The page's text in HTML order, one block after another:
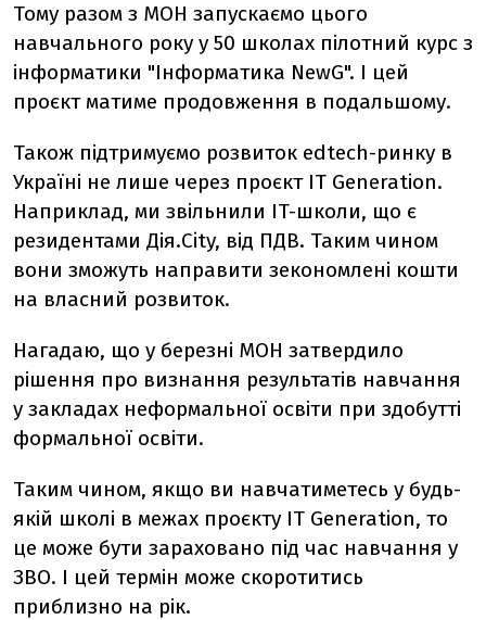
Тому разом з МОН запускаємо цього
навчального року у 50 школах пілотний курс з
інформатики "Інформатика NewG". І цей
проєкт матиме продовження в подальшому.
Також підтримуємо розвиток edtech-ринку в
Україні не лише через проєкт IT Generation.
Наприклад, ми звільнили IT-школи, що є
резидентами Дія.City, від ПДВ. Таким чином
вони зможуть направити зекономлені кошти
на власний розвиток.
Нагадаю, що у березні МОН затвердило
рішення про визнання результатів навчання
у закладах неформальної освіти при здобутті
формальної освіти.
Таким чином, якщо ви навчатиметесь у будь-
якій школі в межах проєкту IT Generation, то
це може бути зараховано під час навчання у
ЗВО. І цей термін може скоротитись
приблизно на рік.